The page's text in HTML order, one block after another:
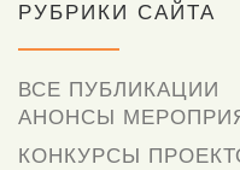
РУБРИКИ САЙТА
ВСЕ ПУБЛИКАЦИИ
АНОНСЫ
КОНКУРСЫ